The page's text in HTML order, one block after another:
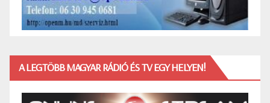
A LEGTÖBB MAGYAR RÁDIÓ ÉS TV EGY HELYEN!